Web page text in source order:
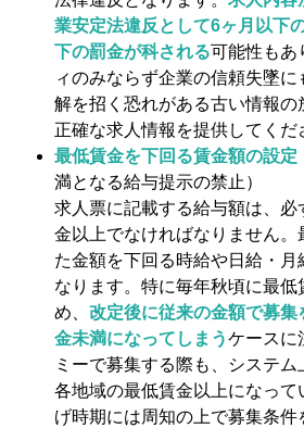
業安定法違反として6ヶ月以下
下の罰金が科される可能性もあ
ィのみならず企業の信頼失墜
解を招く恐れがある古い情報
正確な求人情報を提供してくだ
最低賃金を下回る賃金額の設定
満となる給与提示の禁止）​
求人票に記載する給与額は、
金以上でなければなりません
た金額を下回る時給や日給・月
なります。特に毎年秋頃に最低
め、 改定後に従来の金額で募
金未満になってしまうケースに
ミーで募集する際も、システ
各地域の最低賃金以上になって
げ時期には周知の上で募集条